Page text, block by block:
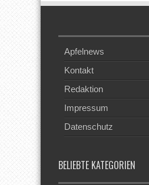
Apfelnews
Kontakt
Redaktion
Impressum
Datenschutz
BELIEBTE KATEGORIEN